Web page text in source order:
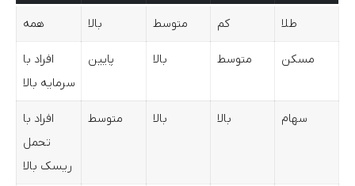
طلا کم متوسط بالا همه
مسکن متوسط بالا پایین
افراد با
سرمایه بالا
سهام بالا بالا متوسط
افراد با
تحمل
ریسک بالا